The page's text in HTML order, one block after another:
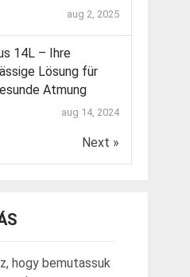
aug 2, 2025
14L – Ihre
Lösung für
Atmung
aug 14, 2024
Next »
hogy bemutassuk